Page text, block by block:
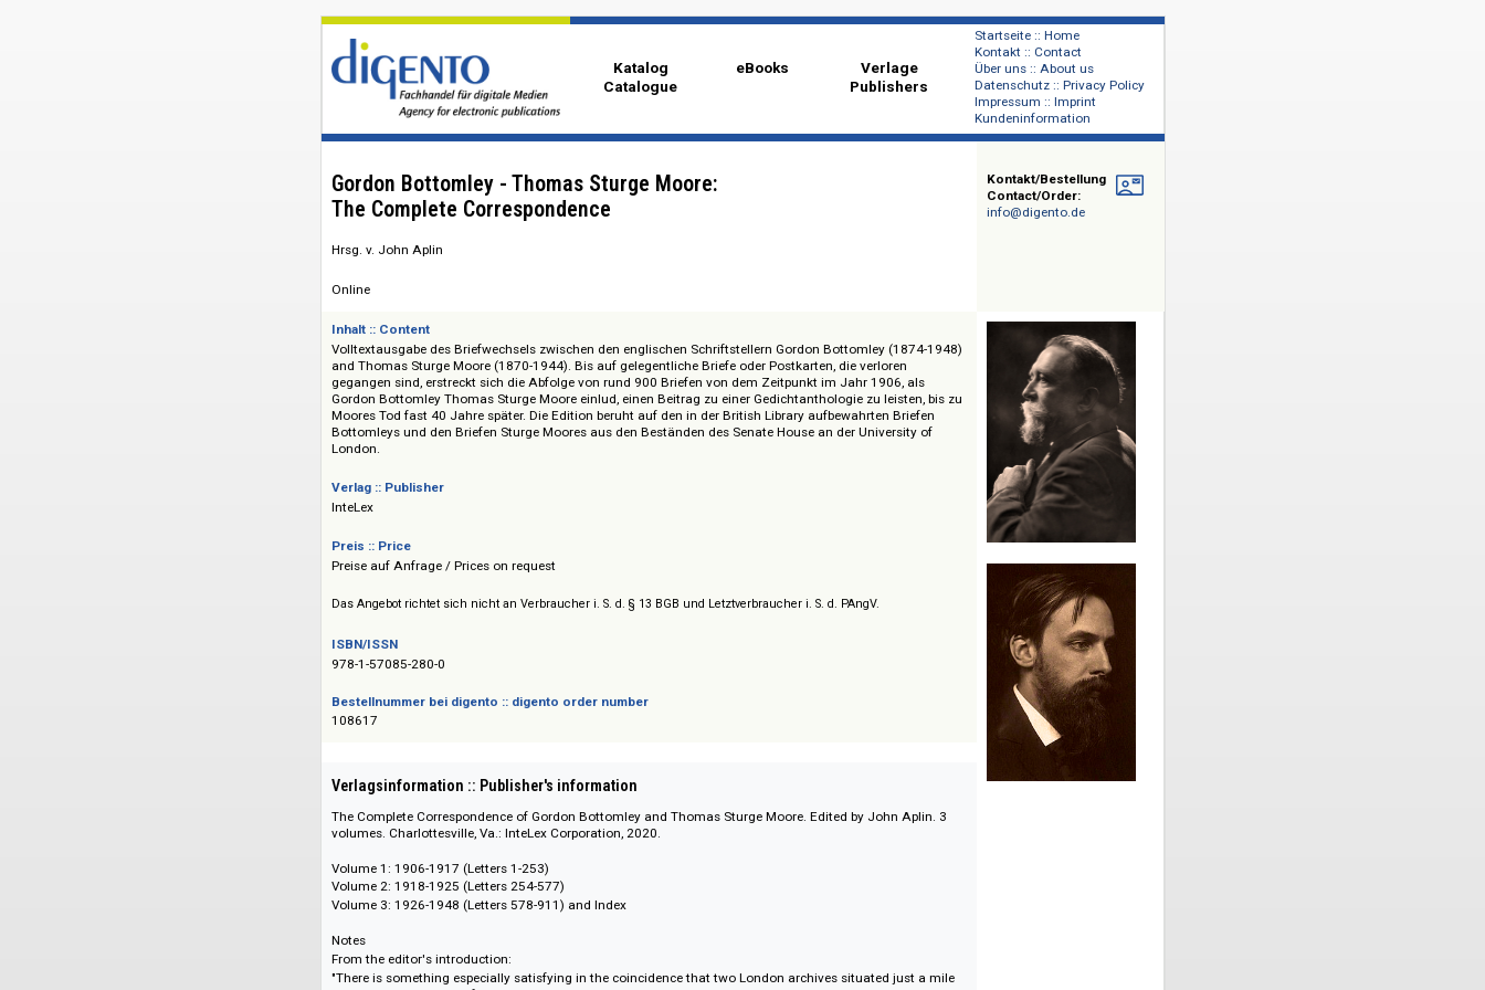
Katalog
Catalogue
eBooks Verlage
Publishers
Über uns :: About us
Datenschutz :: Privacy Policy
Impressum :: Imprint
Kundeninformation
Gordon Bottomley - Thomas Sturge Moore:
Kontakt/Bestellung
Online
Inhalt :: Content
Volltextausgabe des Briefwechsels zwischen den englischen Schriftstellern Gordon Bottomley (1874-1948)
and Thomas Sturge Moore (1870-1944). Bis auf gelegentliche Briefe oder Postkarten, die verloren
gegangen sind, erstreckt sich die Abfolge von rund 900 Briefen von dem Zeitpunkt im Jahr 1906, als
Gordon Bottomley Thomas Sturge Moore einlud, einen Beitrag zu einer Gedichtanthologie zu leisten, bis zu
Moores Tod fast 40 Jahre später. Die Edition beruht auf den in der British Library aufbewahrten Briefen
Bottomleys und den Briefen Sturge Moores aus den Beständen des Senate House an der University of
London.
Verlag :: Publisher
InteLex
Preis :: Price
Das Angebot richtet sich nicht an Verbraucher i. S. d. § 13 BGB und Letztverbraucher i. S. d. PAngV.
ISBN/ISSN
Bestellnummer bei digento :: digento order number
Verlagsinformation :: Publisher's information
The Complete Correspondence of Gordon Bottomley and Thomas Sturge Moore. Edited by John Aplin. 3
Volume 1: 1906-1917 (Letters 1-253)
Volume 2: 1918-1925 (Letters 254-577)